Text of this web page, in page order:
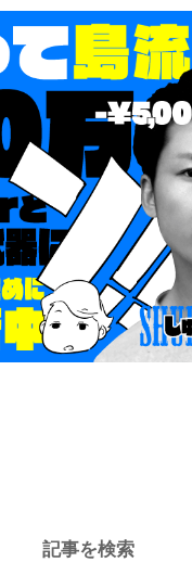
記事を検索